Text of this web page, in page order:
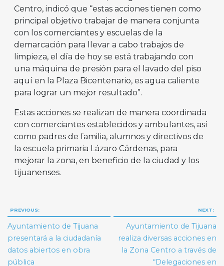
Centro, indicó que “estas acciones tienen como
principal objetivo trabajar de manera conjunta
con los comerciantes y escuelas de la
demarcación para llevar a cabo trabajos de
limpieza, el día de hoy se está trabajando con
una máquina de presión para el lavado del piso
aquí en la Plaza Bicentenario, es agua caliente
para lograr un mejor resultado”.
Estas acciones se realizan de manera coordinada
con comerciantes establecidos y ambulantes, así
como padres de familia, alumnos y directivos de
la escuela primaria Lázaro Cárdenas, para
mejorar la zona, en beneficio de la ciudad y los
tijuanenses.
Navegación
de
entradas
PREVIOUS:
Ayuntamiento de Tijuana
presentará a la ciudadanía
datos abiertos en obra
pública
NEXT:
Ayuntamiento de Tijuana
realiza diversas acciones en
la Zona Centro a través de
“Delegaciones en